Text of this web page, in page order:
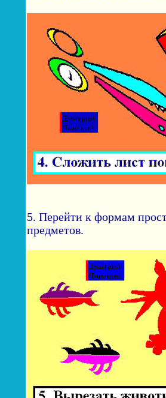
5. Перейти к формам
предметов.